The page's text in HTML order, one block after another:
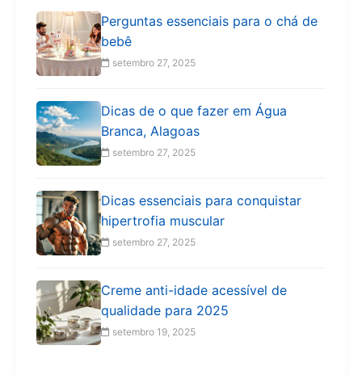
Perguntas essenciais para o chá de
bebê
setembro 27, 2025
Dicas de o que fazer em Água
Branca, Alagoas
setembro 27, 2025
Dicas essenciais para conquistar
hipertrofia muscular
setembro 27, 2025
Creme anti-idade acessível de
qualidade para 2025
setembro 19, 2025